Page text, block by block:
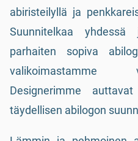
abiristeilyllä ja
Suunnitelkaa
parhaiten sopiva
valikoimastamme
Designerimme
täydellisen abilogon